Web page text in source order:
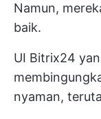
Namun,
baik.
UI Bitrix24
nyaman,